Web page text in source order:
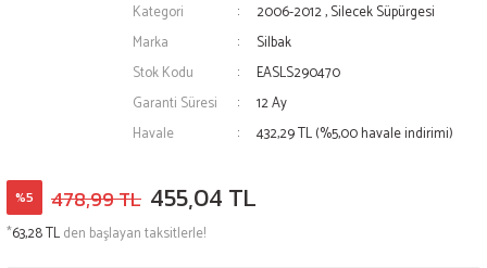
Kategori 2006-2012,Silecek Süpürgesi
Marka
Silbak
Stok Kodu
EASLS290470
Garanti Süresi
12 Ay
Havale
432,29 TL (%5,00 havale indirimi)
%5 478,99 TL 455,04 TL
*63,28 TLden başlayan taksitlerle!